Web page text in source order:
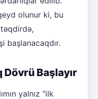
olunur ki, bu
başlanacaqdır.
Dövrü Başlayır
yalnız "ilk